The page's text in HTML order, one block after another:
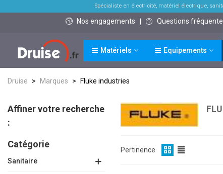
Spécialiste en électricité, matériel électrique,
Nos engagements Questions
Matériels Equipements
Druise > Marques > Fluke industries
Affiner votre recherche
:
Catégorie
Sanitaire
Pertinence